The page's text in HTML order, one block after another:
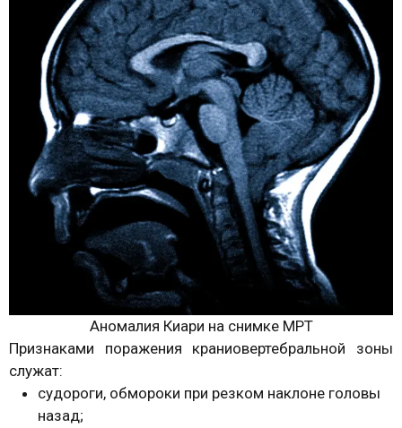
Аномалия Киари на снимке МРТ
Признаками поражения краниовертебральной зоны
служат:
судороги, обмороки при резком наклоне головы
назад;